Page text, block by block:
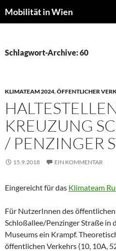
Mobilität in Wien
Schlagwort-Archive: 60
KLIMATEAM 2024,ÖFFENTLICHER
KREUZUNG
PENZINGER
15.9.2018 EIN KOMMENTAR
Eingereicht für das Klimateam
Für NutzerInnen des
Schloßallee/Penzinger Straße in
Museums ein Krampf.
öffentlichen Verkehrs (10, 10A,